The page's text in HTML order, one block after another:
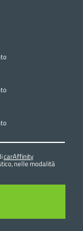
carAffinity
nelle modalità